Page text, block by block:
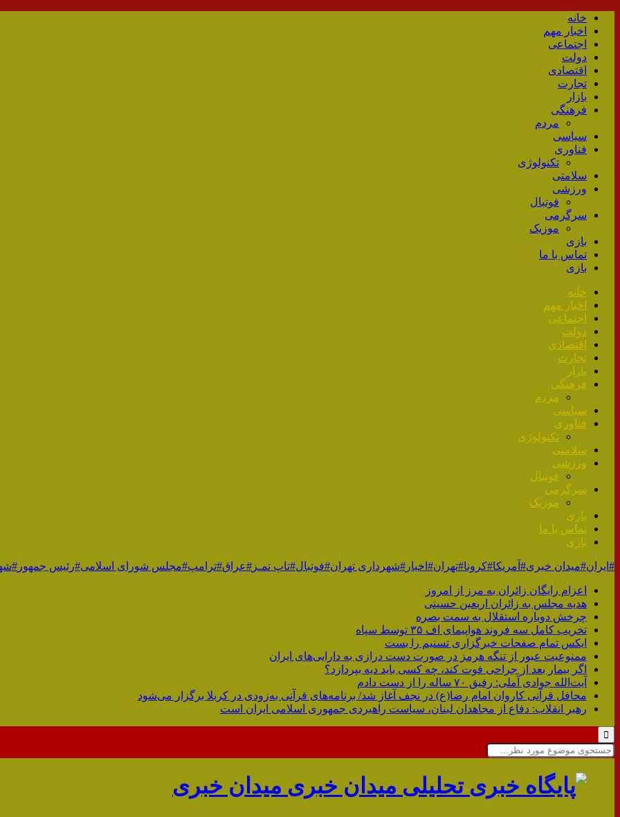
خانه
اخبار مهم
اجتماعی
دولت
اقتصادی
تجارت
بازار
فرهنگی
مردم
سیاسی
فناوری
تکنولوژی
سلامتی
ورزشی
فوتبال
سرگرمی
موزیک
بازی
تماس با ما
بازی
خانه
اخبار مهم
اجتماعی
دولت
اقتصادی
تجارت
بازار
فرهنگی
مردم
سیاسی
فناوری
تکنولوژی
سلامتی
ورزشی
فوتبال
سرگرمی
موزیک
بازی
تماس با ما
بازی
#ایران#میدان خبری#آمریکا#کرونا#تهران#اخبار #شهرداری تهران#فوتبال#تاپ تمـز #عراق#ترامپ#مجلس شورای اسلامی#رئیس جمهور
اعزام رایگان زائران‌ به مرز ‌از امروز
هدیه مجلس به زائران اربعین حسینی
چرخش دوباره استقلال به سمت بصره
تخریب کامل سه فروند هواپیمای اف ۳۵ توسط سپاه
ایکس تمام صفحات خبرگزاری تسنیم را بست
ممنوعیت عبور از تنگه هرمز در صورت دست درازی به دارایی‌های ایران
اگر بیمار بعد از جراحی فوت کند، چه کسی باید دیه بپردازد؟
آیت‌الله جوادی آملی: رفیق ۷۰ ساله را از دست دادم
محافل قرآنی کاروان امام رضا(ع) در نجف آغاز شد/ برنامه‌های قرآنی به‌زودی در کربلا برگزار می‌شود
رهبر انقلاب: دفاع از مجاهدان لبنان، سیاست راهبردی جمهوری اسلامی ایران است
میدان خبری